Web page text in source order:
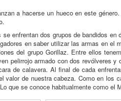
a hacerse un hueco en este
enfrentan dos grupos de bandidos
en saber utilizar las armas en el
del grupo Gorillaz. Entre ellos
pelirrojo armado con dos revólveres
de calavera. Al final de cada
de nuestra cabeza. Como en los
que se conoce habitualmente como el